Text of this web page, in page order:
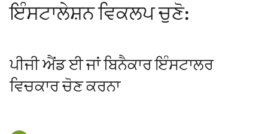
ਇੰਸਟਾਲੇਸ਼ਨ ਵਿਕਲਪ ਚੁਣੋ:
ਪੀਜੀ ਐਂਡ ਈ ਜਾਂ ਬਿਨੈਕਾਰ ਇੰਸਟਾਲਰ
ਵਿਚਕਾਰ ਚੋਣ ਕਰਨਾ